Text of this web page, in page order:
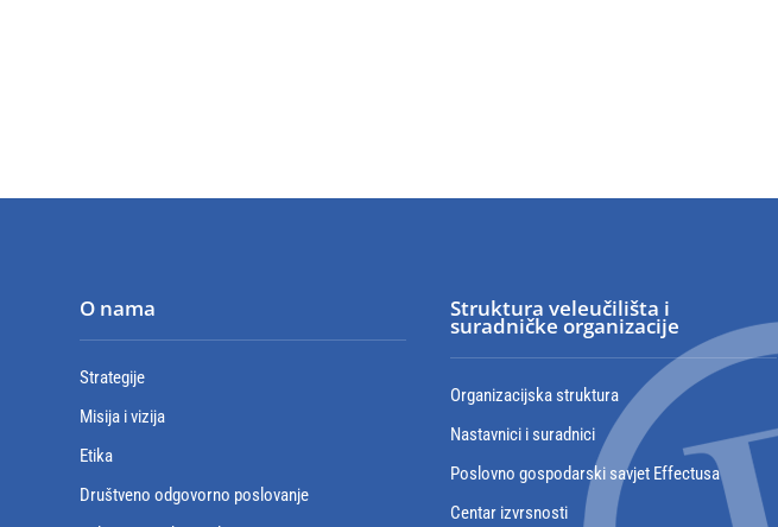
O nama
Strategije
Misija i vizija
Etika
Društveno odgovorno poslovanje
Struktura veleučilišta i
suradničke organizacije
Organizacijska struktura
Nastavnici i suradnici
Poslovno gospodarski savjet Effectusa
Centar izvrsnosti